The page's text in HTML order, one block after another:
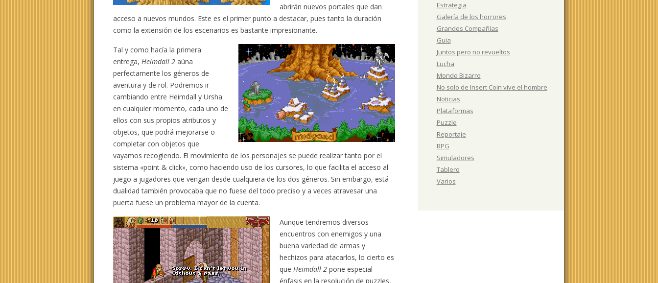
abrirán nuevos portales que dan
acceso a nuevos mundos. Este es el primer punto a destacar, pues tanto la duración
como la extensión de los escenarios es bastante impresionante.
Tal y como hacía la primera
entrega, Heimdall 2 aúna
perfectamente los géneros de
aventura y de rol. Podremos ir
cambiando entre Heimdall y Ursha
en cualquier momento, cada uno de
ellos con sus propios atributos y
objetos, que podrá mejorarse o
completar con objetos que
vayamos recogiendo. El movimiento de los personajes se puede realizar tanto por el
sistema «point & click», como haciendo uso de los cursores, lo que facilita el acceso al
juego a jugadores que vengan desde cualquiera de los dos géneros. Sin embargo, está
dualidad también provocaba que no fuese del todo preciso y a veces atravesar una
puerta fuese un problema mayor de la cuenta.
Aunque tendremos diversos
encuentros con enemigos y una
buena variedad de armas y
hechizos para atacarlos, lo cierto es
que Heimdall 2 pone especial
énfasis en la resolución de puzzles,
Estrategia
Galería de los horrores
Grandes Compañías
Guia
Juntos pero no revueltos
Lucha
Mondo Bizarro
No solo de Insert Coin vive el hombre
Noticias
Plataformas
Puzzle
Reportaje
RPG
Simuladores
Tablero
Varios